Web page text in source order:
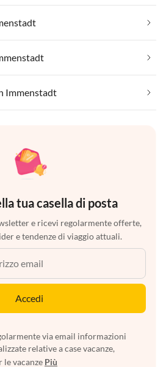
Immenstadt
tua casella di posta
e ricevi regolarmente offerte,
e tendenze di viaggio attuali.
Accedi
via email informazioni
relative a case vacanze,
le vacanze Più